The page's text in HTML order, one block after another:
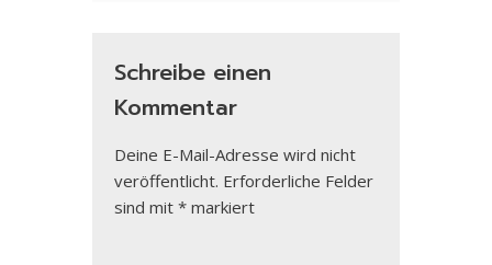
Schreibe einen
Kommentar
Deine E-Mail-Adresse wird nicht
veröffentlicht. Erforderliche Felder
sind mit * markiert